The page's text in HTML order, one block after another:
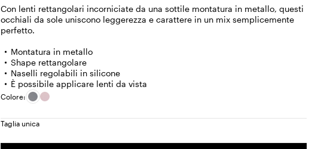
Con lenti rettangolari incorniciate da una sottile montatura in metallo, questi
occhiali da sole uniscono leggerezza e carattere in un mix semplicemente
perfetto.
Montatura in metallo
Shape rettangolare
Naselli regolabili in silicone
È possibile applicare lenti da vista
Colore:
Taglia unica